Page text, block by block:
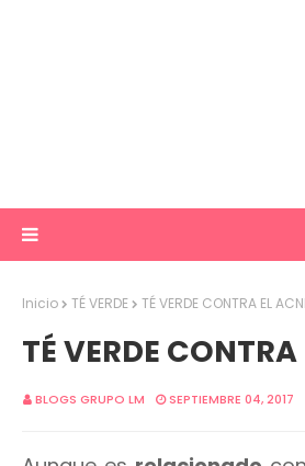
Inicio TÉ VERDE TÉ VERDE CONTRA EL
TÉ VERDE CONTRA
BLOGS GRUPO LM SEPTIEMBRE 04, 2017